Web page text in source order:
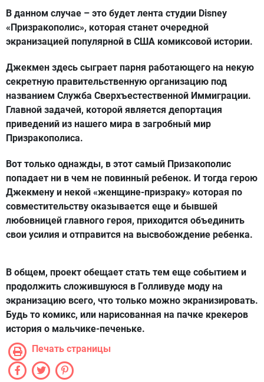
В данном случае – это будет лента студии Disney
«Призракополис», которая станет очередной
экранизацией популярной в США комиксовой истории.
Джекмен здесь сыграет парня работающего на некую
секретную правительственную организацию под
названием Служба Сверхъестественной Иммиграции.
Главной задачей, которой является депортация
приведений из нашего мира в загробный мир
Призракополиса.
Вот только однажды, в этот самый Призакополис
попадает ни в чем не повинный ребенок. И тогда герою
Джекмену и некой «женщине-призраку» которая по
совместительству оказывается еще и бывшей
любовницей главного героя, приходится объединить
свои усилия и отправится на высвобождение ребенка.
В общем, проект обещает стать тем еще событием и
продолжить сложившуюся в Голливуде моду на
экранизацию всего, что только можно экранизировать.
Будь то комикс, или нарисованная на пачке крекеров
история о мальчике-печеньке.
Печать страницы